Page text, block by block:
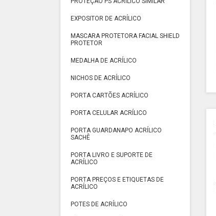
EXPOSITOR DE ACRÍLICO
MASCARA PROTETORA FACIAL SHIELD
PROTETOR
MEDALHA DE ACRÍLICO
NICHOS DE ACRÍLICO
PORTA CARTÕES ACRÍLICO
PORTA CELULAR ACRÍLICO
PORTA GUARDANAPO ACRÍLICO
SACHÊ
PORTA LIVRO E SUPORTE DE
ACRÍLICO
PORTA PREÇOS E ETIQUETAS DE
ACRÍLICO
POTES DE ACRÍLICO